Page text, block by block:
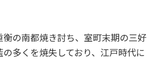
の南都焼き討ち、室町末期の三好
多くを焼失しており、江戸時代に